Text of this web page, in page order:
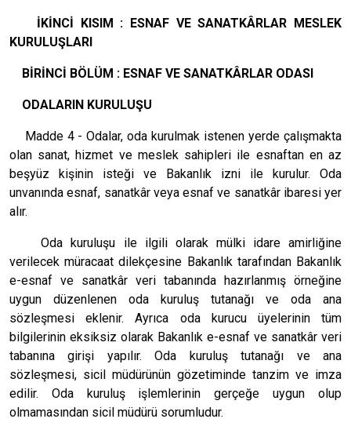
İKİNCİ KISIM : ESNAF VE SANATKÂRLAR MESLEK
KURULUŞLARI
BİRİNCİ BÖLÜM : ESNAF VE SANATKÂRLAR ODASI
ODALARIN KURULUŞU
Madde 4 - Odalar, oda kurulmak istenen yerde çalışmakta
olan sanat, hizmet ve meslek sahipleri ile esnaftan en az
beşyüz kişinin isteği ve Bakanlık izni ile kurulur. Oda
unvanında esnaf, sanatkâr veya esnaf ve sanatkâr ibaresi yer
alır.
Oda kuruluşu ile ilgili olarak mülki idare amirliğine
verilecek müracaat dilekçesine Bakanlık tarafından Bakanlık
e-esnaf ve sanatkâr veri tabanında hazırlanmış örneğine
uygun düzenlenen oda kuruluş tutanağı ve oda ana
sözleşmesi eklenir. Ayrıca oda kurucu üyelerinin tüm
bilgilerinin eksiksiz olarak Bakanlık e-esnaf ve sanatkâr veri
tabanına girişi yapılır. Oda kuruluş tutanağı ve ana
sözleşmesi, sicil müdürünün gözetiminde tanzim ve imza
edilir. Oda kuruluş işlemlerinin gerçeğe uygun olup
olmamasından sicil müdürü sorumludur.